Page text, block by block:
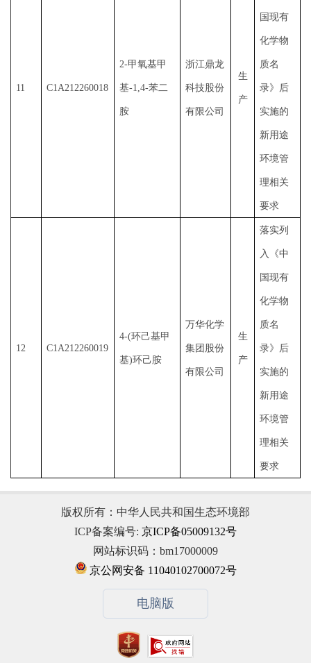
11 C1A212260018
2-甲氧基甲
基-1,4-苯二
胺
浙江鼎龙
科技股份
有限公司
生
产
国现有
化学物
质名
录》后
实施的
新用途
环境管
理相关
要求
12 C1A212260019
4-(环己基甲
基)环己胺
万华化学
集团股份
有限公司
生
产
落实列
入《中
国现有
化学物
质名
录》后
实施的
新用途
环境管
理相关
要求
版权所有：中华人民共和国生态环境部
ICP备案编号: 京ICP备05009132号
网站标识码：bm17000009
京公网安备 11040102700072号
电脑版